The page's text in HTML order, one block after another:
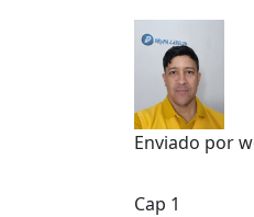
Enviado por
Cap 1